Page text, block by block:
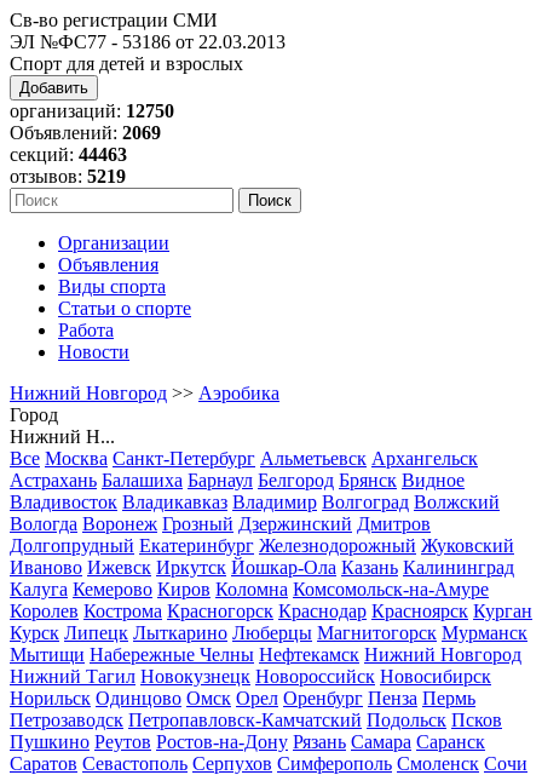
Св-во регистрации СМИ
ЭЛ №ФС77 - 53186 от 22.03.2013
Спорт для детей и взрослых
Добавить
организаций: 12750
Объявлений: 2069
секций: 44463
отзывов: 5219
Организации
Объявления
Виды спорта
Статьи о спорте
Работа
Новости
Нижний Новгород >> Аэробика
Город
Нижний Н...
Все Москва Санкт-Петербург Альметьевск Архангельск
Астрахань Балашиха Барнаул Белгород Брянск Видное
Владивосток Владикавказ Владимир Волгоград Волжский
Вологда Воронеж Грозный Дзержинский Дмитров
Долгопрудный Екатеринбург Железнодорожный Жуковский
Иваново Ижевск Иркутск Йошкар-Ола Казань Калининград
Калуга Кемерово Киров Коломна Комсомольск-на-Амуре
Королев Кострома Красногорск Краснодар Красноярск Курган
Курск Липецк Лыткарино Люберцы Магнитогорск Мурманск
Мытищи Набережные Челны Нефтекамск Нижний Новгород
Нижний Тагил Новокузнецк Новороссийск Новосибирск
Норильск Одинцово Омск Орел Оренбург Пенза Пермь
Петрозаводск Петропавловск-Камчатский Подольск Псков
Пушкино Реутов Ростов-на-Дону Рязань Самара Саранск
Саратов Севастополь Серпухов Симферополь Смоленск Сочи